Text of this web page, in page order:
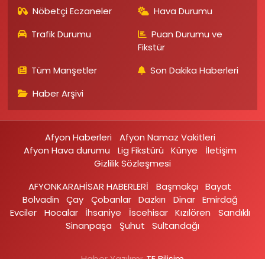
Nöbetçi Eczaneler
Hava Durumu
Trafik Durumu
Puan Durumu ve
Fikstür
Tüm Manşetler
Son Dakika Haberleri
Haber Arşivi
Afyon Haberleri
Afyon Namaz Vakitleri
Afyon Hava durumu
Lig Fikstürü Künye
İletişim
Gizlilik Sözleşmesi
AFYONKARAHİSAR HABERLERİ
Başmakçı
Bayat
Bolvadin
Çay Çobanlar Dazkırı Dinar Emirdağ‎
Evciler‎
Hocalar İhsaniye‎ İscehisar Kızılören‎
Sandıklı‎
Sinanpaşa
Şuhut Sultandağı